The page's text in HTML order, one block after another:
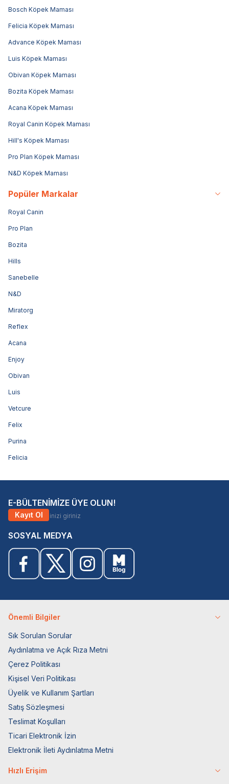
Bosch Köpek Maması
Felicia Köpek Maması
Advance Köpek Maması
Luis Köpek Maması
Obivan Köpek Maması
Bozita Köpek Maması
Acana Köpek Maması
Royal Canin Köpek Maması
Hill's Köpek Maması
Pro Plan Köpek Maması
N&D Köpek Maması
Popüler Markalar
Royal Canin
Pro Plan
Bozita
Hills
Sanebelle
N&D
Miratorg
Reflex
Acana
Enjoy
Obivan
Luis
Vetcure
Felix
Purina
Felicia
E-BÜLTENİMİZE ÜYE OLUN!
Kayıt Ol
SOSYAL MEDYA
Önemli Bilgiler
Sık Sorulan Sorular
Aydınlatma ve Açık Rıza Metni
Çerez Politikası
Kişisel Veri Politikası
Üyelik ve Kullanım Şartları
Satış Sözleşmesi
Teslimat Koşulları
Ticari Elektronik İzin
Elektronik İleti Aydınlatma Metni
Hızlı Erişim